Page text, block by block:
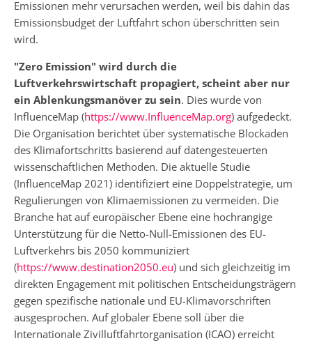
Emissionen mehr verursachen werden, weil bis dahin das
Emissionsbudget der Luftfahrt schon überschritten sein
wird.
"Zero Emission" wird durch die
Luftverkehrswirtschaft propagiert, scheint aber nur
ein Ablenkungsmanöver zu sein. Dies wurde von
InfluenceMap (https://www.InfluenceMap.org) aufgedeckt.
Die Organisation berichtet über systematische Blockaden
des Klimafortschritts basierend auf datengesteuerten
wissenschaftlichen Methoden. Die aktuelle Studie
(InfluenceMap 2021) identifiziert eine Doppelstrategie, um
Regulierungen von Klimaemissionen zu vermeiden. Die
Branche hat auf europäischer Ebene eine hochrangige
Unterstützung für die Netto-Null-Emissionen des EU-
Luftverkehrs bis 2050 kommuniziert
(https://www.destination2050.eu) und sich gleichzeitig im
direkten Engagement mit politischen Entscheidungsträgern
gegen spezifische nationale und EU-Klimavorschriften
ausgesprochen. Auf globaler Ebene soll über die
Internationale Zivilluftfahrtorganisation (ICAO) erreicht